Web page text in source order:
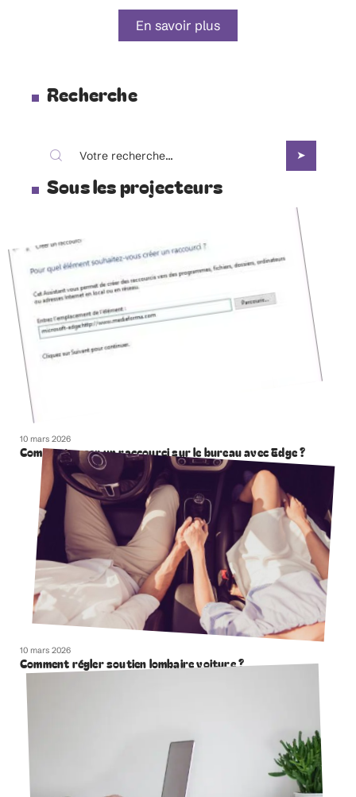
En savoir plus
Recherche
Sous les projecteurs
10 mars 2026
Comment creer un raccourci sur le bureau avec Edge ?
10 mars 2026
Comment régler soutien lombaire voiture ?